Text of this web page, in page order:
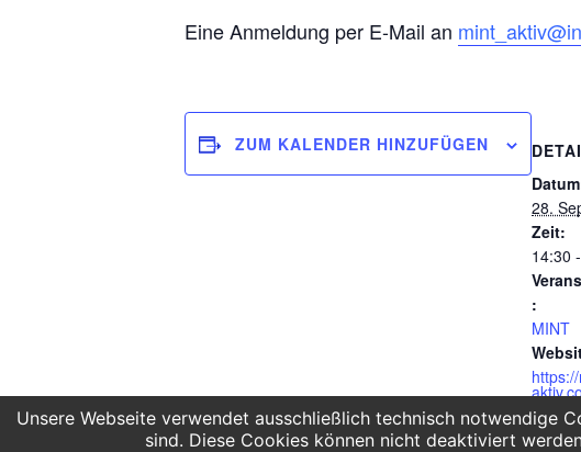
Eine Anmeldung per E-Mail an
ZUM KALENDER HINZUFÜGEN
28.
Zeit:
14:30
:
MINT
g-
Unsere Webseite verwendet ausschließlich technisch notwendige
sind. Diese Cookies können nicht deaktiviert